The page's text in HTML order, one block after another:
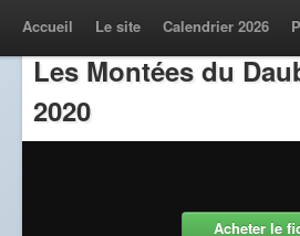
Accueil Le site Calendrier 2026
Les Montées du
2020
Acheter le